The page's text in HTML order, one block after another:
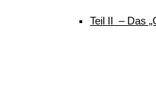
Teil II – Das